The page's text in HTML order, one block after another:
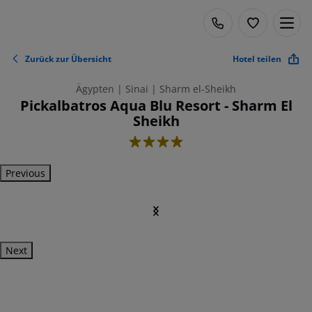
Zurück zur Übersicht Hotel teilen
Ägypten | Sinai | Sharm el-Sheikh
Pickalbatros Aqua Blu Resort - Sharm El
Sheikh
4
Previous
Next